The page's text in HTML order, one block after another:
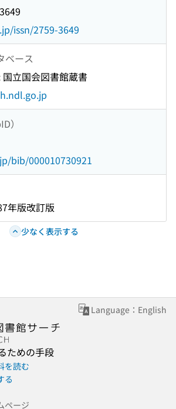
issn/2759-3649
ベース
立国会図書館蔵書
）
bib/000010730921
年版改訂版
少なく表示する
Language：English
ための手段
を読む
る
ページ